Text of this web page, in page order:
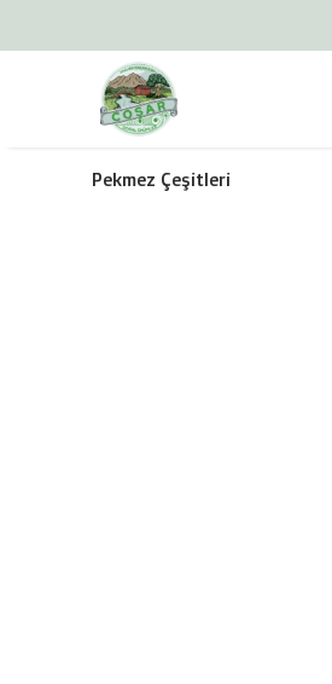
Pekmez Çeşitleri